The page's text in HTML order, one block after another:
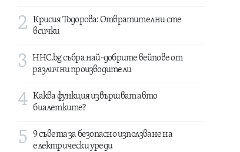
2
Крисия Тодорова: Отвратителни сте
всички
3
HHC.bg събра най-добрите вейпове от
различни производители
4 Каква функция извършват авто
биалетките?
5
9 съвета за безопасно използване на
електрически уреди